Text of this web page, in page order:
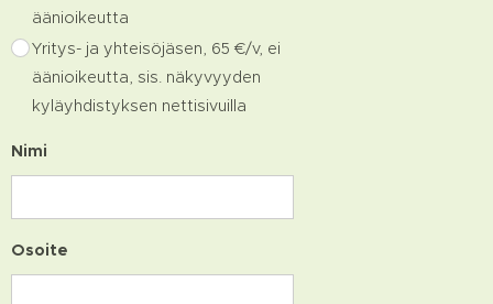
äänioikeutta
Yritys- ja yhteisöjäsen, 65 €/v, ei
äänioikeutta, sis. näkyvyyden
kyläyhdistyksen nettisivuilla
Nimi
Osoite